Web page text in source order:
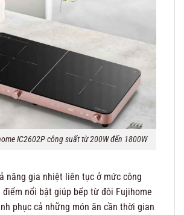
IC2602P công suất từ 200W đến 1800W
năng gia nhiệt liên tục ở mức công
nổi bật giúp bếp từ đôi Fujihome
phục cả những món ăn cần thời gian